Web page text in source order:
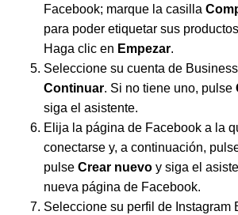
Facebook; marque la casilla
para poder etiquetar sus
Haga clic en Empezar.
Seleccione su cuenta de
Continuar. Si no tiene uno, pulse
siga el asistente.
Elija la página de Facebook a la
conectarse y, a continuación,
pulse Crear nuevo y siga el
nueva página de Facebook.
Seleccione su perfil de Instagram